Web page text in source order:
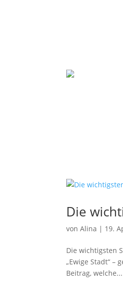
Die
vonAlina | 19.
Die wichtigsten
„Ewige Stadt“
Beitrag, welche...